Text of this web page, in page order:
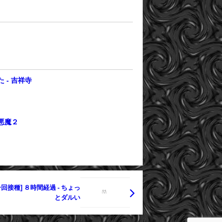
- 吉祥寺
魔２
接種] ８時間経過 - ちょっ
とダルい